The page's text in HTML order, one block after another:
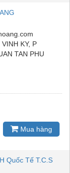
KY, P
TAN PHU
Mua hàng
Quốc Tế T.C.S